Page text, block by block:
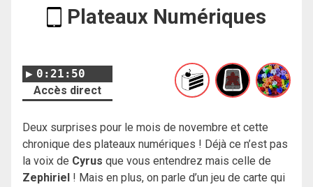
Plateaux Numériques
0:21:50
Accès direct
Deux surprises pour le mois de novembre et cette
chronique des plateaux numériques ! Déjà ce n’est pas
la voix de Cyrus que vous entendrez mais celle de
Zephiriel ! Mais en plus, on parle d’un jeu de carte qui